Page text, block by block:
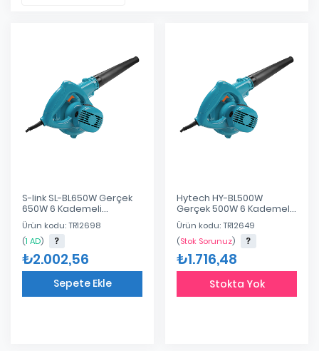
S-link SL-BL650W Gerçek
650W 6 Kademeli
Kompresör
Ürün kodu: TR12698
(1 AD)
₺2.002,56
Sepete Ekle
Hytech HY-BL500W
Gerçek 500W 6 Kademeli
Kompresör
Ürün kodu: TR12649
(Stok Sorunuz)
₺1.716,48
Stokta Yok